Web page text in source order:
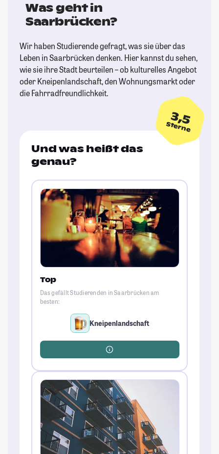
Was geht in
Saarbrücken?
Wir haben Studierende gefragt, was sie über das
Leben in Saarbrücken denken. Hier kannst du sehen,
wie sie ihre Stadt beurteilen – ob kulturelles Angebot
oder Kneipenlandschaft, den Wohnungsmarkt oder
die Fahrradfreundlichkeit.
3,5
Sterne
Und was heißt das
genau?
Top
Das gefällt Studierenden in Saarbrücken am
besten:
Kneipenlandschaft